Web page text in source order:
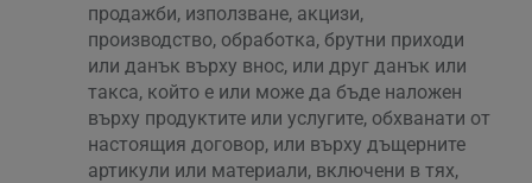
продажби, използване, акцизи,
производство, обработка, брутни приходи
или данък върху внос, или друг данък или
такса, който е или може да бъде наложен
върху продуктите или услугите, обхванати от
настоящия договор, или върху дъщерните
артикули или материали, включени в тях,